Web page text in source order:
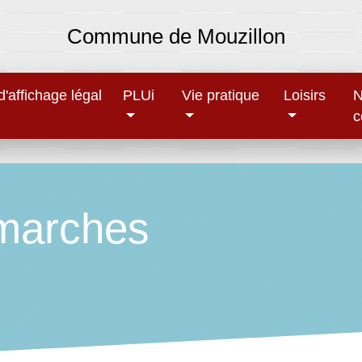
Commune de Mouzillon
légal PLUi Vie pratique Loisirs